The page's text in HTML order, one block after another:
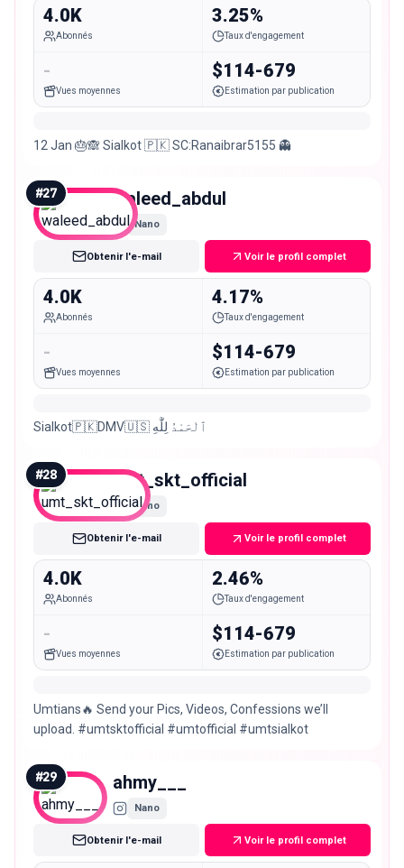
4.0K
Abonnés
3.25%
Taux d'engagement
-
Vues moyennes
$114-679
Estimation par publication
12 Jan 🎂🙈 Sialkot 🇵🇰 SC:Ranaibrar5155 👻
#27 waleed_abdul
Nano
Obtenir l'e-mail Voir le profil complet
4.0K
Abonnés
4.17%
Taux d'engagement
-
Vues moyennes
$114-679
Estimation par publication
Sialkot🇵🇰DMV🇺🇸 ٱلْحَمْدُ لِلَّٰهِ
#28 umt_skt_official
Nano
Obtenir l'e-mail Voir le profil complet
4.0K
Abonnés
2.46%
Taux d'engagement
-
Vues moyennes
$114-679
Estimation par publication
Umtians🔥 Send your Pics, Videos, Confessions we’ll
upload. #umtsktofficial #umtofficial #umtsialkot
#29 ahmy___
Nano
Obtenir l'e-mail Voir le profil complet